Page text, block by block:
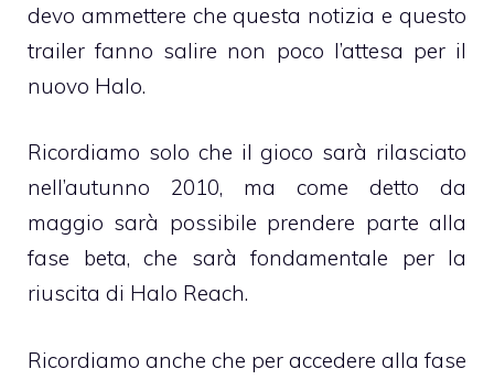
devo ammettere che questa notizia e questo
trailer fanno salire non poco l’attesa per il
nuovo Halo.
Ricordiamo solo che il gioco sarà rilasciato
nell’autunno 2010, ma come detto da
maggio sarà possibile prendere parte alla
fase beta, che sarà fondamentale per la
riuscita di Halo Reach.
Ricordiamo anche che per accedere alla fase